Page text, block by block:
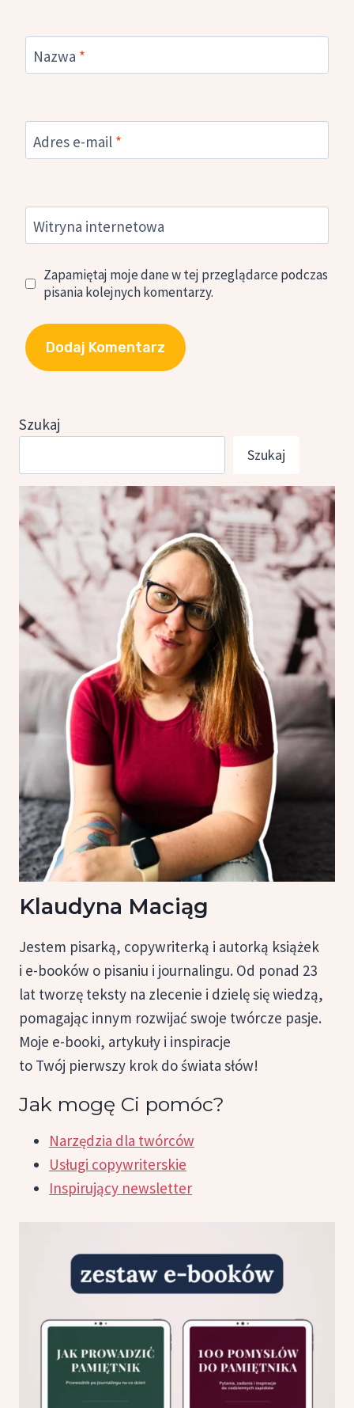
Nazwa *
Adres e-mail *
Witryna internetowa
Zapamiętaj moje dane w tej przeglądarce podczas
pisania kolejnych komentarzy.
Szukaj
Szukaj
Klaudyna Maciąg
Jestem pisarką, copywriterką i autorką książek
i e-booków o pisaniu i journalingu. Od ponad 23
lat tworzę teksty na zlecenie i dzielę się wiedzą,
pomagając innym rozwijać swoje twórcze pasje.
Moje e-booki, artykuły i inspiracje
to Twój pierwszy krok do świata słów!
Jak mogę Ci pomóc?
Narzędzia dla twórców
Usługi copywriterskie
Inspirujący newsletter